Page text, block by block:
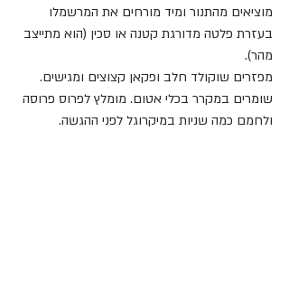
מוציאים מהתנור ומיד מורחים את המרשמלו
בעזרת פלטה מדורגת קטנה או סכין (הוא מתייצב
מהר).
מפזרים שוקולד חלב ופקאן קצוצים ומגישים.
שומרים במקרר בכלי אטום. מומלץ לפרוס פרוסה
ולחמם כמה שניות במיקרוגל לפני ההגשה.